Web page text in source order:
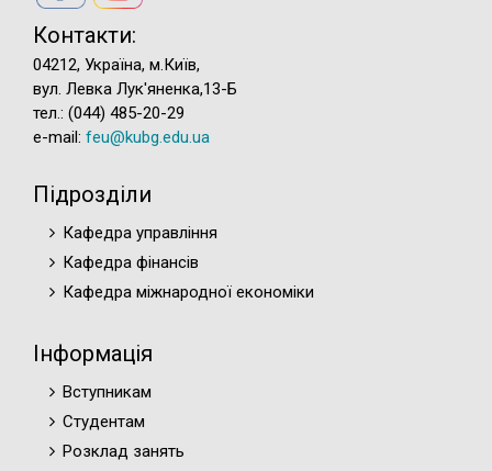
Контакти:
04212, Україна, м.Київ,
вул. Левка Лук'яненка,13-Б
тел.: (044) 485-20-29
e-mail: feu@kubg.edu.ua
Підрозділи
Кафедра управління
Кафедра фінансів
Кафедра міжнародної економіки
Інформація
Вступникам
Студентам
Розклад занять